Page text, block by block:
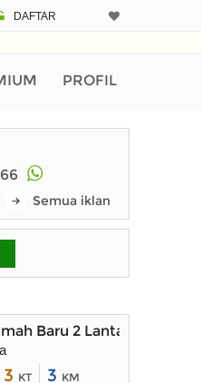
DAFTAR
PROFILPinjaman (PIN)
pada kotak-
Semua iklan
Baru 2 Lantai di
3 KT 3 KM